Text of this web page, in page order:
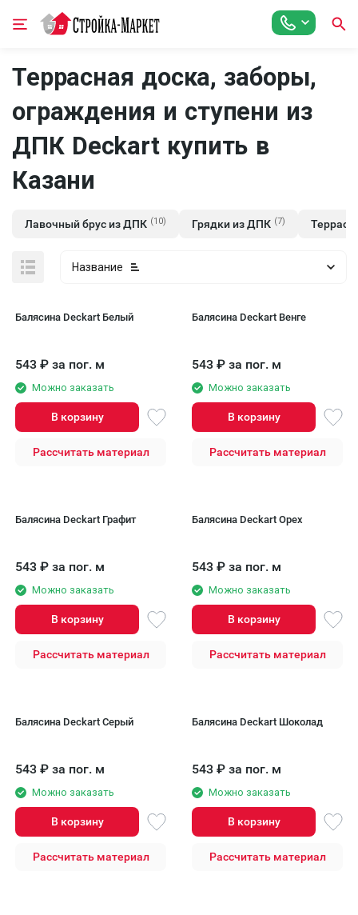
Террасная доска, заборы,
ограждения и ступени из
ДПК Deckart купить в
Казани
Лавочный брус из ДПК (10) Грядки из ДПК (7)
Название
Балясина Deckart Белый
543 ₽ за пог. м
Можно заказать
В корзину
Рассчитать материал
Балясина Deckart Венге
543 ₽ за пог. м
Можно заказать
В корзину
Рассчитать материал
Балясина Deckart Графит
543 ₽ за пог. м
Можно заказать
В корзину
Рассчитать материал
Балясина Deckart Орех
543 ₽ за пог. м
Можно заказать
В корзину
Рассчитать материал
Балясина Deckart Серый
543 ₽ за пог. м
Можно заказать
В корзину
Рассчитать материал
Балясина Deckart Шоколад
543 ₽ за пог. м
Можно заказать
В корзину
Рассчитать материал